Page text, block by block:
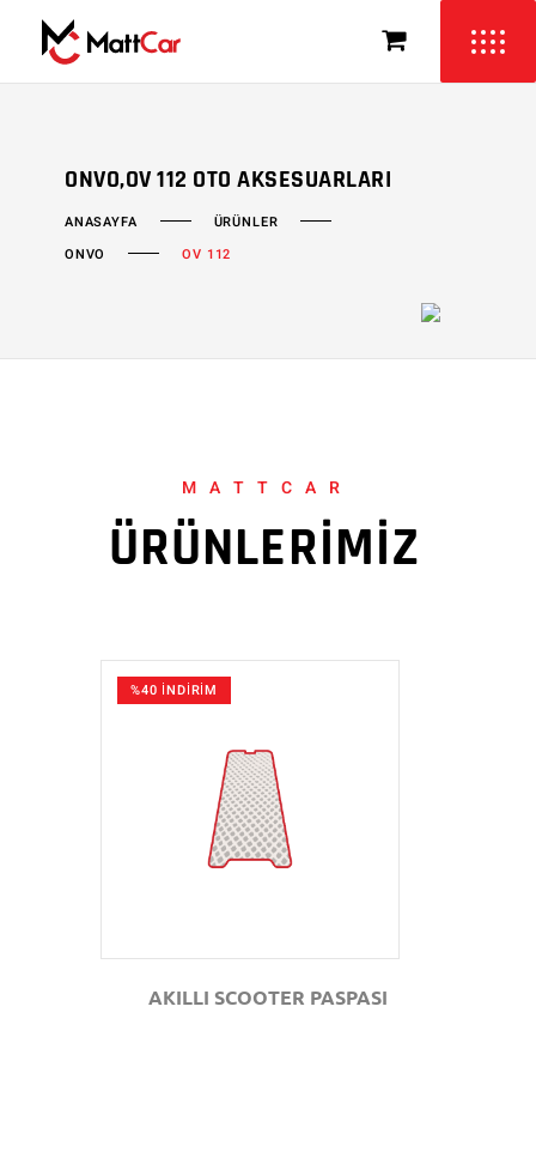
ONVO,OV 112 OTO AKSESUARLARI
ANASAYFA
ÜRÜNLER
ONVO
OV 112
MATTCAR
ÜRÜNLERİMİZ
%40 İNDİRİM
GÖZAT
AKILLI SCOOTER PASPASI